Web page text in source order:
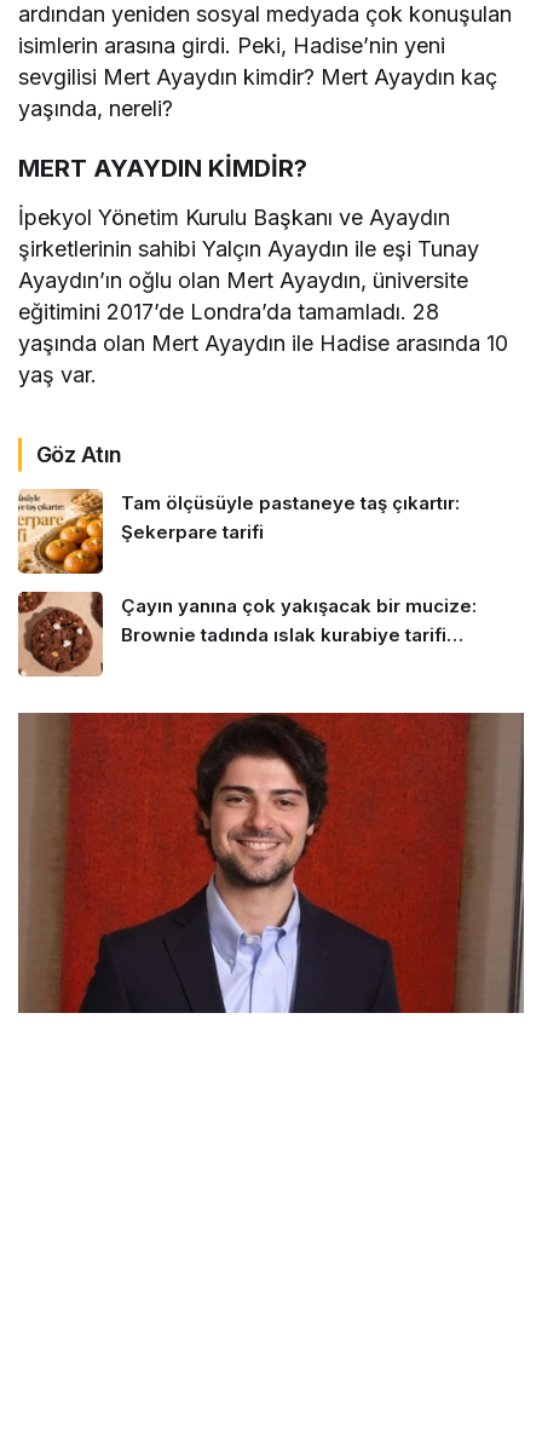
ardından yeniden sosyal medyada çok konuşulan
isimlerin arasına girdi. Peki, Hadise’nin yeni
sevgilisi Mert Ayaydın kimdir? Mert Ayaydın kaç
yaşında, nereli?
MERT AYAYDIN KİMDİR?
İpekyol Yönetim Kurulu Başkanı ve Ayaydın
şirketlerinin sahibi Yalçın Ayaydın ile eşi Tunay
Ayaydın’ın oğlu olan Mert Ayaydın, üniversite
eğitimini 2017’de Londra’da tamamladı. 28
yaşında olan Mert Ayaydın ile Hadise arasında 10
yaş var.
Göz Atın
Tam ölçüsüyle pastaneye taş çıkartır:
Şekerpare tarifi
Çayın yanına çok yakışacak bir mucize:
Brownie tadında ıslak kurabiye tarifi…